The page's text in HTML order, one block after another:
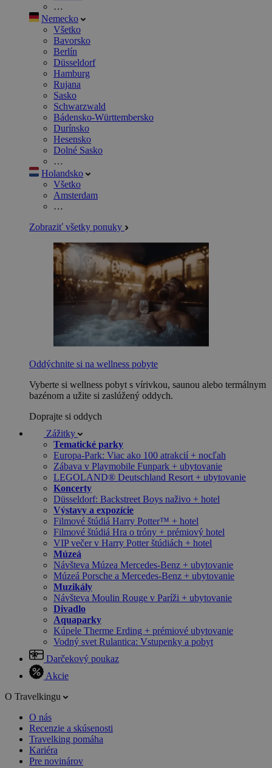
…
Nemecko
Všetko
Bavorsko
Berlín
Düsseldorf
Hamburg
Rujana
Sasko
Schwarzwald
Bádensko-Württembersko
Durínsko
Hesensko
Dolné Sasko
…
Holandsko
Všetko
Amsterdam
…
Zobraziť všetky ponuky
Oddýchnite si na wellness pobyte
Vyberte si wellness pobyt s vírivkou, saunou alebo termálnym
bazénom a užite si zaslúžený oddych.
Doprajte si oddych
Zážitky
Tematické parky
Europa-Park: Viac ako 100 atrakcií + nocľah
Zábava v Playmobile Funpark + ubytovanie
LEGOLAND® Deutschland Resort + ubytovanie
Koncerty
Düsseldorf: Backstreet Boys naživo + hotel
Výstavy a expozície
Filmové štúdiá Harry Potter™ + hotel
Filmové štúdiá Hra o tróny + prémiový hotel
VIP večer v Harry Potter štúdiách + hotel
Múzeá
Návšteva Múzea Mercedes-Benz + ubytovanie
Múzeá Porsche a Mercedes-Benz + ubytovanie
Muzikály
Návšteva Moulin Rouge v Paríži + ubytovanie
Divadlo
Aquaparky
Kúpele Therme Erding + prémiové ubytovanie
Vodný svet Rulantica: Vstupenky a pobyt
Darčekový poukaz
Akcie
O Travelkingu
O nás
Recenzie a skúsenosti
Travelking pomáha
Kariéra
Pre novinárov